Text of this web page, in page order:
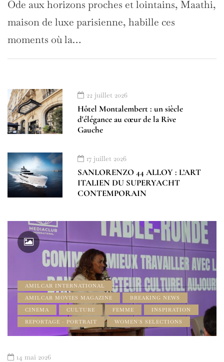
Ode aux horizons proches et lointains, Maathi,
maison de luxe parisienne, habille ces
moments où la…
22 juillet 2026
Hôtel Montalembert : un siècle
d'élégance au cœur de la Rive
Gauche
17 juillet 2026
SANLORENZO 44 ALLOY : L’ART
ITALIEN DU SUPERYACHT
CONTEMPORAIN
AMILCAR INTERNATIONAL
AMILCAR MOVIES MAGAZINE
BREAKING NEWS
CINEMA
CULTURE FEMME
INSPIRATION
REPORTAGE - PORTRAIT
WOMEN'S SELECTIONS
14 mai 2026